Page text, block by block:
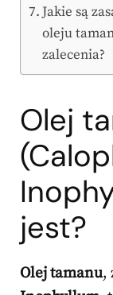
Jakie są
oleju
zalecenia?
Olej
jest?
Olej tamanu,